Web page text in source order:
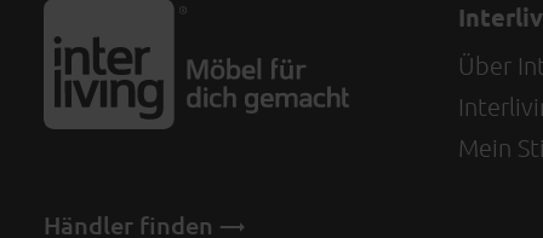
Händler finden
Über
Mein